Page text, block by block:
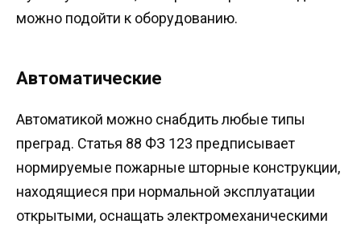
можно подойти к оборудованию.
Автоматические
Автоматикой можно снабдить любые типы
преград. Статья 88 ФЗ 123 предписывает
нормируемые пожарные шторные конструкции,
находящиеся при нормальной эксплуатации
открытыми, оснащать электромеханическими